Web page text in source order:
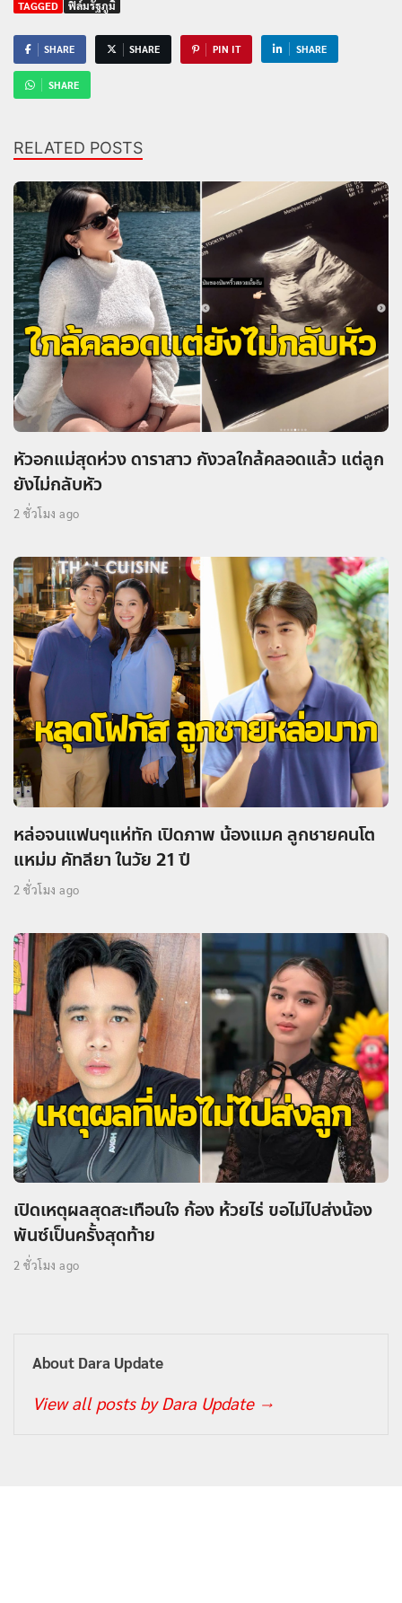
TAGGED ฟิล์มรัฐภูมิ
SHARE SHARE PIN IT SHARE
SHARE
RELATED POSTS
หัวอกแม่สุดห่วง ดาราสาว กังวลใกล้คลอดแล้ว แต่ลูก
ยังไม่กลับหัว
2 ชั่วโมง ago
หล่อจนแฟนๆแห่ทัก เปิดภาพ น้องแมค ลูกชายคนโต
แหม่ม คัทลียา ในวัย 21 ปี
2 ชั่วโมง ago
เปิดเหตุผลสุดสะเทือนใจ ก้อง ห้วยไร่ ขอไม่ไปส่งน้อง
พันซ์เป็นครั้งสุดท้าย
2 ชั่วโมง ago
About Dara Update
View all posts by Dara Update →